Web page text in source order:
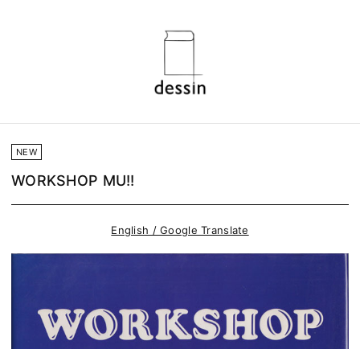
NEW
WORKSHOP MU!!
English / Google Translate